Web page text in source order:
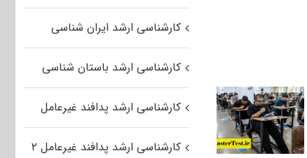
کارشناسی ارشد ایران شناسی
کارشناسی ارشد باستان شناسی
کارشناسی ارشد پدافند غیرعامل
کارشناسی ارشد پدافند غیرعامل ۲